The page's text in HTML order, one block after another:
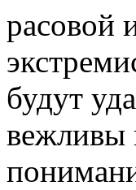
расовой
будут
вежливы